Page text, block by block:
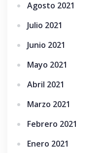
Agosto 2021
Julio 2021
Junio 2021
Mayo 2021
Abril 2021
Marzo 2021
Febrero 2021
Enero 2021